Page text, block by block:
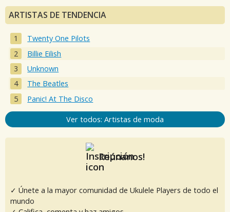
ARTISTAS DE TENDENCIA
Twenty One Pilots
Billie Eilish
Unknown
The Beatles
Panic! At The Disco
Ver todos: Artistas de moda
Reúnanos!
✓ Únete a la mayor comunidad de Ukulele Players de todo el
mundo